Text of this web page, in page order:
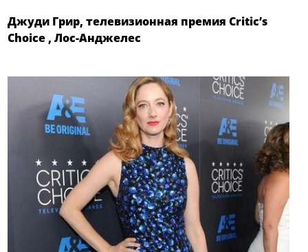
Джуди Грир, телевизионная премия Critic’s
Choice , Лос-Анджелес